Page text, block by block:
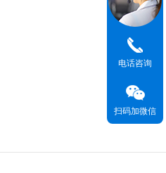
电话咨询
扫码加微信